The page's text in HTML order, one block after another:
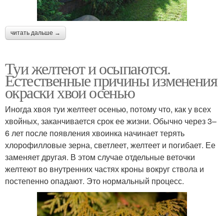
читать дальше →
Туи желтеют и осыпаются.
Естественные причины изменения
окраски хвои осенью
Иногда хвоя туи желтеет осенью, потому что, как у всех
хвойных, заканчивается срок ее жизни. Обычно через 3–
6 лет после появления хвоинка начинает терять
хлорофилловые зерна, светлеет, желтеет и погибает. Ее
заменяет другая. В этом случае отдельные веточки
желтеют во внутренних частях кроны вокруг ствола и
постепенно опадают. Это нормальный процесс.